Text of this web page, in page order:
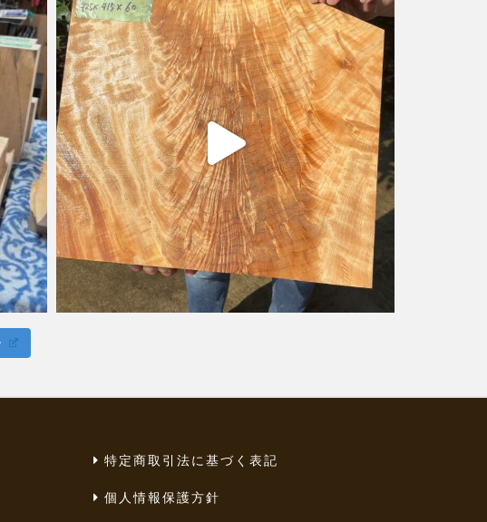
特定商取引法に基づく表記
個人情報保護方針